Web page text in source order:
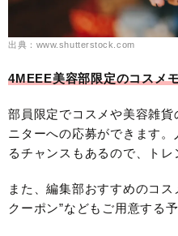
出典：www.shutterstock.com
4MEEE美容部限定のコスメ
部員限定でコスメや美容雑
ニターへの応募ができます
るチャンスもあるので、ト
また、編集部おすすめのコ
クーポン”などもご用意する予